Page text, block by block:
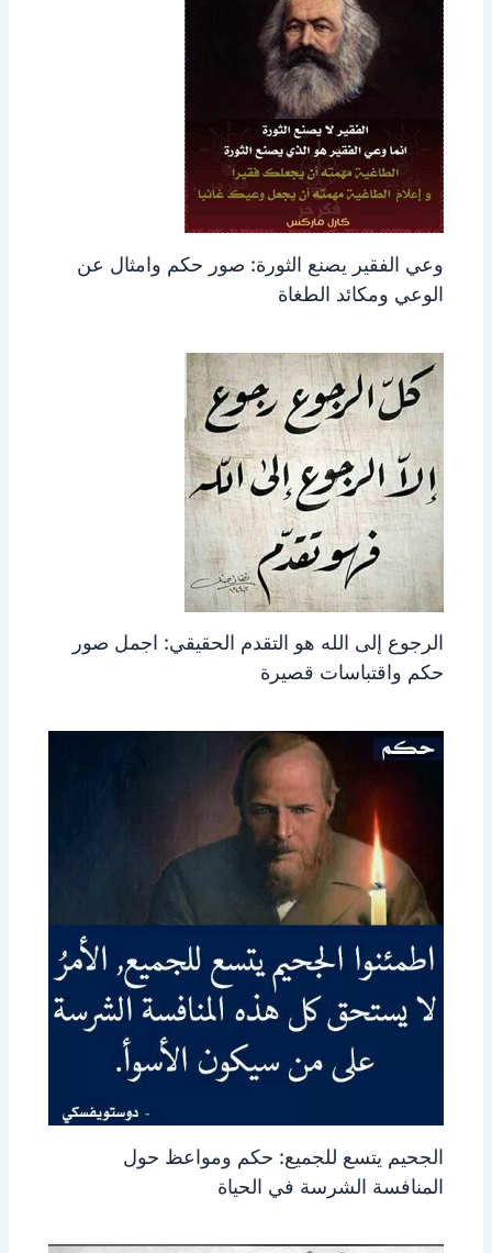
وعي الفقير يصنع الثورة: صور حكم وامثال عن
الوعي ومكائد الطغاة
الرجوع إلى الله هو التقدم الحقيقي: اجمل صور
حكم واقتباسات قصيرة
الجحيم يتسع للجميع: حكم ومواعظ حول
المنافسة الشرسة في الحياة